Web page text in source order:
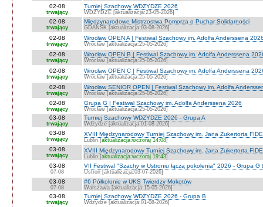
02-08
trwający
Turniej Szachowy WDZYDZE 2026
WDZYDZE [aktualizacja:23-05-2026]
02-08
trwający
Międzynarodowe Mistrzostwa Pomorza o Puchar Solidarności
GDAŃSK [aktualizacja:03-08-2026]
02-08
trwający
Wrocław OPEN A | Festiwal Szachowy im. Adolfa Anderssena
Wrocław [aktualizacja:25-05-2026]
02-08
trwający
Wrocław OPEN B | Festiwal Szachowy im. Adolfa Anderssena
Wrocław [aktualizacja:25-05-2026]
02-08
trwający
Wrocław OPEN C | Festiwal Szachowy im. Adolfa Anderssena
Wrocław [aktualizacja:25-05-2026]
02-08
trwający
Wrocław SENIOR OPEN | Festiwal Szachowy im. Adolfa
Wrocław [aktualizacja:25-05-2026]
02-08
trwający
Grupa G | Festiwal Szachowy im. Adolfa Anderssena 2026
Wrocław [aktualizacja:25-05-2026]
03-08
trwający
Turniej Szachowy WDZYDZE 2026 - Grupa A
Wdzydze [aktualizacja:01-08-2026]
03-08
trwający
XVIII Międzynarodowy Turniej Szachowy im. Jana Zukertorta
Lublin [aktualizacja:wczoraj 14:08]
03-08
trwający
XVIII Międzynarodowy Turniej Szachowy im. Jana Zukertorta
Lublin [aktualizacja:wczoraj 19:43]
03-08
07-08
VII Festiwal "Szachy w Ustroniu łączą pokolenia" 2026 - Grupa G
Ustroń [aktualizacja:03-07-2026]
03-08
07-08
#6 Półkolonie w UKS Twierdzy Mokotów
Warszawa [aktualizacja:15-05-2026]
03-08
trwający
Turniej Szachowy WDZYDZE 2026 - Grupa B
Wdzydze [aktualizacja:01-08-2026]